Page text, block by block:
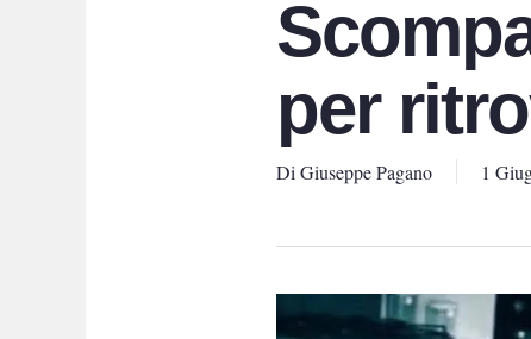
per
Di Giuseppe Pagano 1